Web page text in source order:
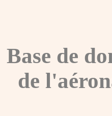
Base de
de